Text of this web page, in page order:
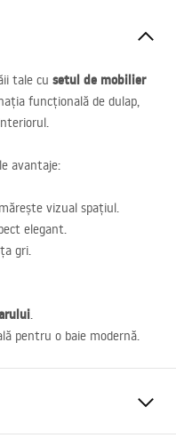
tale cu setul de mobilier
funcțională de dulap,
avantaje:
vizual spațiul.
elegant.
gri.
.
pentru o baie modernă.